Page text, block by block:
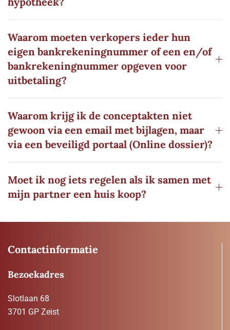
Waarom moeten verkopers ieder hun
eigen bankrekeningnummer of een en/of
bankrekeningnummer opgeven voor
uitbetaling?
Waarom krijg ik de conceptakten niet
gewoon via een email met bijlagen, maar
via een beveiligd portaal (Online dossier)?
Moet ik nog iets regelen als ik samen met
mijn partner een huis koop?
Contactinformatie
Bezoekadres
Slotlaan 68
3701 GP Zeist